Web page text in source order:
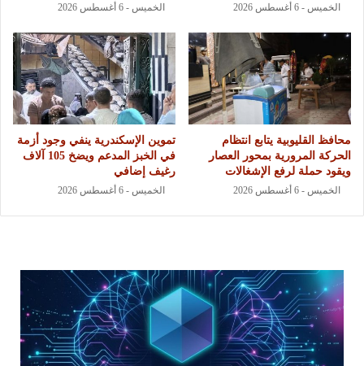
الخميس - 6 أغسطس 2026 الخميس - 6 أغسطس 2026
محافظ القليوبية يتابع انتظام
الحركة المرورية بمحور العصار
ويقود حملة لرفع الإشغالات
الخميس - 6 أغسطس 2026
تموين الإسكندرية ينفي وجود أزمة
في الخبز المدعم ويضخ 105 آلاف
رغيف إضافي
الخميس - 6 أغسطس 2026